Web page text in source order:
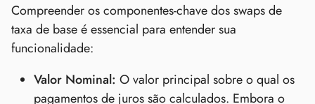
Compreender os componentes-chave dos swaps de
taxa de base é essencial para entender sua
funcionalidade:
Valor Nominal: O valor principal sobre o qual os
pagamentos de juros são calculados. Embora o